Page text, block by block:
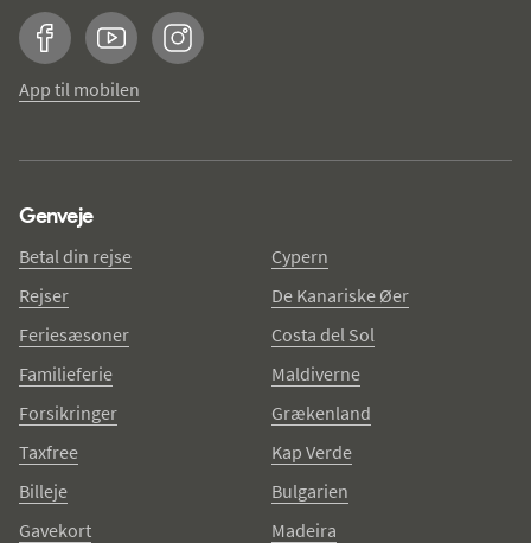
FacebookYouTubeInstagram
App til mobilen
Genveje
Betal din rejse
Rejser
Feriesæsoner
Familieferie
Forsikringer
Taxfree
Billeje
Gavekort
Cypern
De Kanariske Øer
Costa del Sol
Maldiverne
Grækenland
Kap Verde
Bulgarien
Madeira